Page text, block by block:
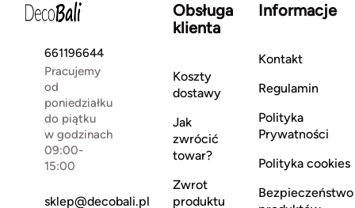
661196644
Pracujemy
od
poniedziałku
do piątku
w godzinach
09:00-
15:00
sklep@decobali.pl
Obsługa
klienta
Koszty
dostawy
Jak
zwrócić
towar?
Zwrot
produktu
Informacje
Kontakt
Regulamin
Polityka
Prywatności
Polityka cookies
Bezpieczeństwo